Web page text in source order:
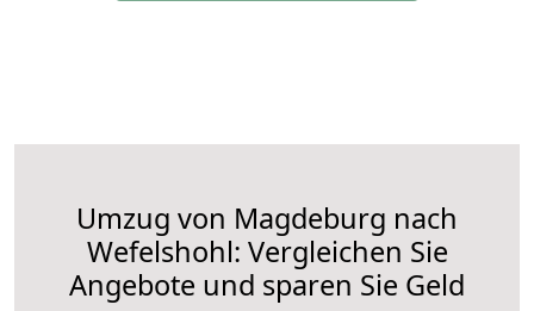
Umzug von Magdeburg nach
Wefelshohl: Vergleichen Sie
Angebote und sparen Sie Geld